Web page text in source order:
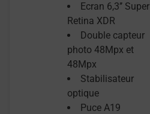
Ecran 6,3’’ Super
Retina XDR
Double capteur
photo 48Mpx et
48Mpx
Stabilisateur
optique
Puce A19